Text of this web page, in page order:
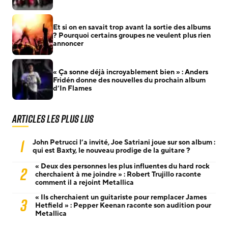
Et si on en savait trop avant la sortie des albums
? Pourquoi certains groupes ne veulent plus rien
annoncer
« Ça sonne déjà incroyablement bien » : Anders
Fridén donne des nouvelles du prochain album
d’In Flames
Articles les plus lus
1
John Petrucci l’a invité, Joe Satriani joue sur son album :
qui est Baxty, le nouveau prodige de la guitare ?
2
« Deux des personnes les plus influentes du hard rock
cherchaient à me joindre » : Robert Trujillo raconte
comment il a rejoint Metallica
3
« Ils cherchaient un guitariste pour remplacer James
Hetfield » : Pepper Keenan raconte son audition pour
Metallica